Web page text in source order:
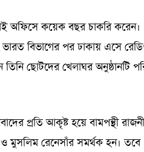
অফিসে কয়েক বছর চাকরি
ভারত বিভাগের পর ঢাকায় এসে
তিনি ছোটদের খেলাঘর অনুষ্ঠানটি
প্রতি আকৃষ্ট হয়ে বামপন্থী
ও মুসলিম রেনেসাঁর সমর্থক হন। তবে